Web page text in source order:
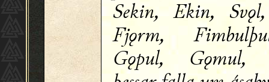
Sekin, Ekin,
Fjǫrm,
Gǫpul, Gǫmul,